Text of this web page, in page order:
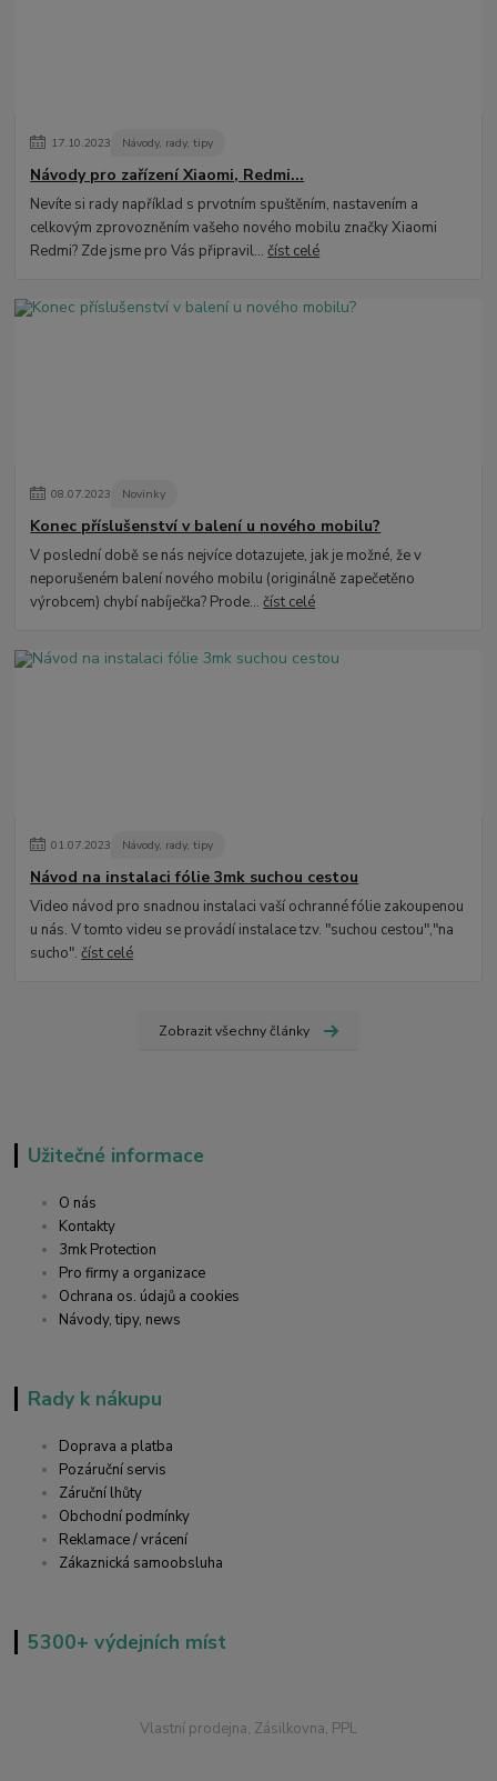
17.10.2023 Návody, rady, tipy
Návody pro zařízení Xiaomi, Redmi...
Nevíte si rady například s prvotním spuštěním, nastavením a
celkovým zprovozněním vašeho nového mobilu značky Xiaomi
Redmi? Zde jsme pro Vás připravil...číst celé
08.07.2023 Novinky
Konec příslušenství v balení u nového mobilu?
V poslední době se nás nejvíce dotazujete, jak je možné, že v
neporušeném balení nového mobilu (originálně zapečetěno
výrobcem) chybí nabíječka? Prode...číst celé
01.07.2023 Návody, rady, tipy
Návod na instalaci fólie 3mk suchou cestou
Video návod pro snadnou instalaci vaší ochranné fólie zakoupenou
u nás. V tomto videu se provádí instalace tzv. "suchou cestou","na
sucho".číst celé
Zobrazit všechny články
Užitečné informace
O nás
Kontakty
3mk Protection
Pro firmy a organizace
Ochrana os. údajů a cookies
Návody, tipy, news
Rady k nákupu
Doprava a platba
Pozáruční servis
Záruční lhůty
Obchodní podmínky
Reklamace / vrácení
Zákaznická samoobsluha
5300+ výdejních míst
Vlastní prodejna, Zásilkovna, PPL